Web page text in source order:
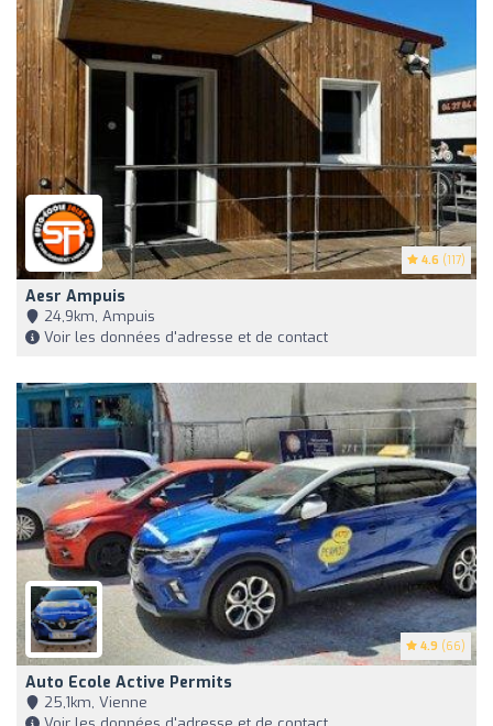
4.6 (117)
Aesr Ampuis
24,9km, Ampuis
Voir les données d'adresse et de contact
4.9 (66)
Auto Ecole Active Permits
25,1km, Vienne